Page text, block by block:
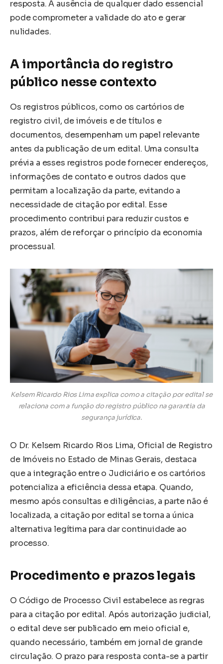
resposta. A ausência de qualquer dado essencial
pode comprometer a validade do ato e gerar
nulidades.
A importância do registro
público nesse contexto
Os registros públicos, como os cartórios de
registro civil, de imóveis e de títulos e
documentos, desempenham um papel relevante
antes da publicação de um edital. Uma consulta
prévia a esses registros pode fornecer endereços,
informações de contato e outros dados que
permitam a localização da parte, evitando a
necessidade de citação por edital. Esse
procedimento contribui para reduzir custos e
prazos, além de reforçar o princípio da economia
processual.
Kelsem Ricardo Rios Lima explica como a citação por edital se
relaciona com a função do registro público na garantia da
segurança jurídica.
O Dr. Kelsem Ricardo Rios Lima, Oficial de Registro
de Imóveis no Estado de Minas Gerais, destaca
que a integração entre o Judiciário e os cartórios
potencializa a eficiência dessa etapa. Quando,
mesmo após consultas e diligências, a parte não é
localizada, a citação por edital se torna a única
alternativa legítima para dar continuidade ao
processo.
Procedimento e prazos legais
O Código de Processo Civil estabelece as regras
para a citação por edital. Após autorização judicial,
o edital deve ser publicado em meio oficial e,
quando necessário, também em jornal de grande
circulação. O prazo para resposta conta-se a partir